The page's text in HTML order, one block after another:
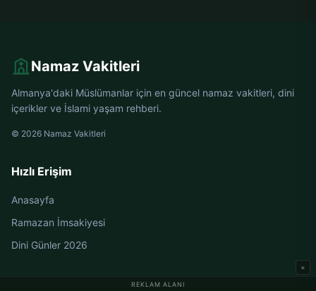
REKLAM ALANI
×
Namaz Vakitleri
Almanya'daki Müslümanlar için en güncel namaz vakitleri, dini
içerikler ve İslami yaşam rehberi.
© 2026 Namaz Vakitleri
Hızlı Erişim
Anasayfa
Ramazan İmsakiyesi
Dini Günler 2026